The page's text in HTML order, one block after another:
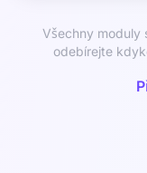
Všechny moduly
odebírejte